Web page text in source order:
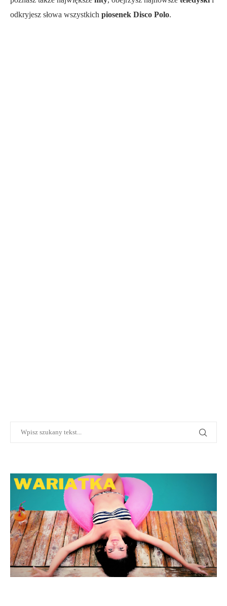
odkryjesz słowa wszystkich piosenek Disco Polo.